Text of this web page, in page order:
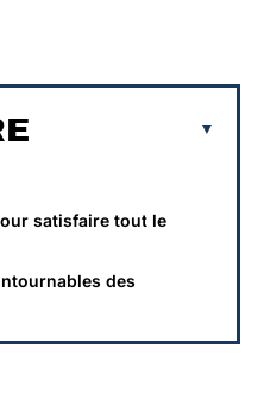
satisfaire tout le
des